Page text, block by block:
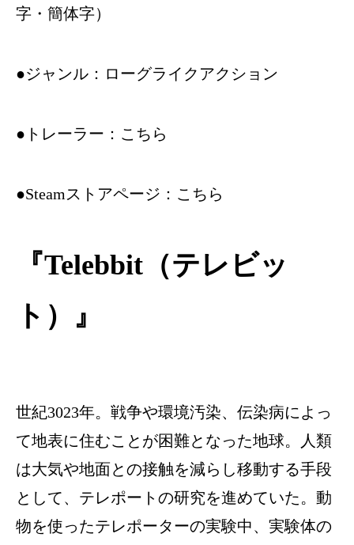
字・簡体字）
●ジャンル：ローグライクアクション
●トレーラー： こちら
●Steamストアページ： こちら
『Telebbit（テレビッ
ト）』
世紀3023年。戦争や環境汚染、伝染病によっ
て地表に住むことが困難となった地球。人類
は大気や地面との接触を減らし移動する手段
として、テレポートの研究を進めていた。動
物を使ったテレポーターの実験中、実験体の